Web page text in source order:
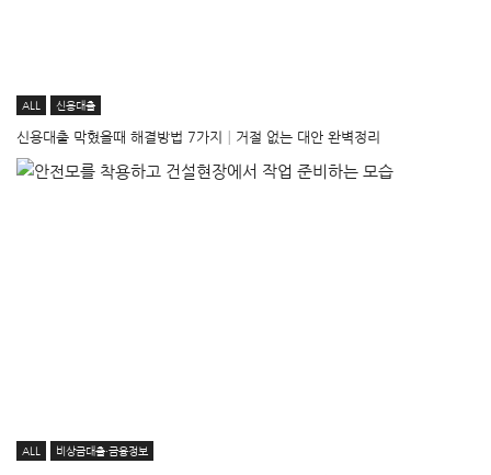
ALL 신용대출
신용대출 막혔을때 해결방법 7가지│거절 없는 대안 완벽정리
ALL 비상금대출·금융정보